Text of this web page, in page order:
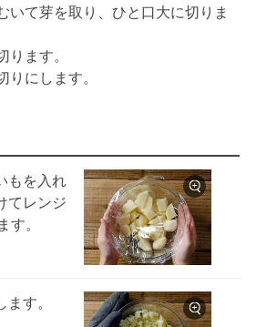
いて芽を取り、ひと口大に切りま
ります。
りにします。
もを入れ
てレンジ
。
す。